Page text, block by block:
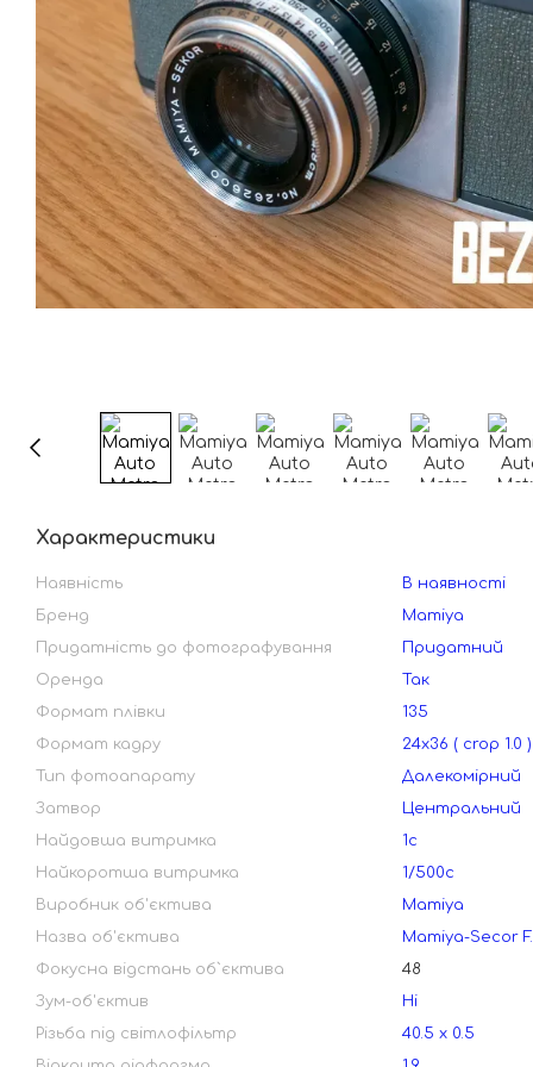
Характеристики
Наявність
В наявності
Бренд
Mamiya
Придатність до фотографування
Придатний
Оренда
Так
Формат плівки
135
Формат кадру
24х36 ( crop 1.0 )
Тип фотоапарату
Далекомірний
Затвор
Центральний
Найдовша витримка
1с
Найкоротша витримка
1/500с
Виробник об'єктива
Mamiya
Назва об'єктива
Mamiya-Secor
Фокусна відстань об`єктива
48
Зум-об'єктив
Ні
Різьба під світлофільтр
40.5 х 0.5